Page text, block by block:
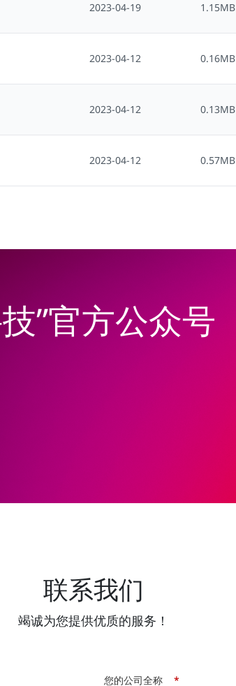
2023-04-19 1.15MB
2023-04-12 0.16MB
2023-04-12 0.13MB
2023-04-12 0.57MB
”官方公众号
联系我们
竭诚为您提供优质的服务！
*
您的公司全称